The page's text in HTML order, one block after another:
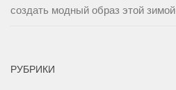
создать модный образ этой зимой
РУБРИКИ